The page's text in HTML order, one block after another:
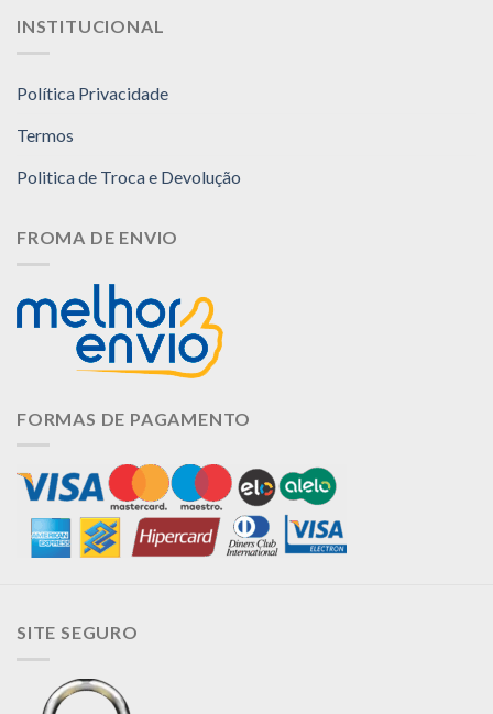
INSTITUCIONAL
Política Privacidade
Termos
Politica de Troca e Devolução
FROMA DE ENVIO
FORMAS DE PAGAMENTO
SITE SEGURO